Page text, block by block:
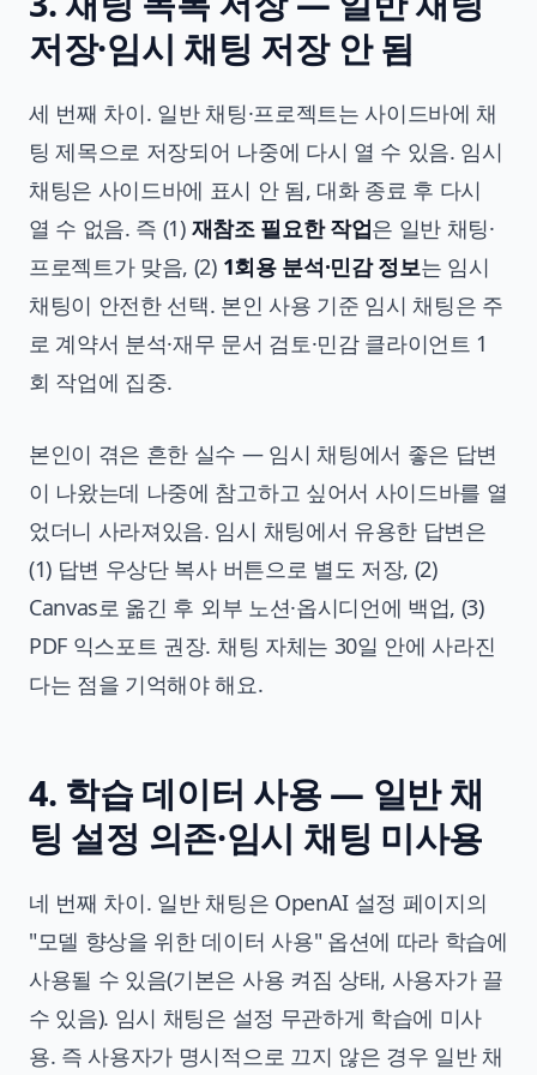
저장·임시 채팅 저장 안 됨
세 번째 차이. 일반 채팅·프로젝트는 사이드바에 채
팅 제목으로 저장되어 나중에 다시 열 수 있음. 임시
채팅은 사이드바에 표시 안 됨, 대화 종료 후 다시
열 수 없음. 즉 (1) 재참조 필요한 작업은 일반 채팅·
프로젝트가 맞음, (2) 1회용 분석·민감 정보는 임시
채팅이 안전한 선택. 본인 사용 기준 임시 채팅은 주
로 계약서 분석·재무 문서 검토·민감 클라이언트 1
회 작업에 집중.
본인이 겪은 흔한 실수 — 임시 채팅에서 좋은 답변
이 나왔는데 나중에 참고하고 싶어서 사이드바를 열
었더니 사라져있음. 임시 채팅에서 유용한 답변은
(1) 답변 우상단 복사 버튼으로 별도 저장, (2)
Canvas로 옮긴 후 외부 노션·옵시디언에 백업, (3)
PDF 익스포트 권장. 채팅 자체는 30일 안에 사라진
다는 점을 기억해야 해요.
4. 학습 데이터 사용 — 일반 채
팅 설정 의존·임시 채팅 미사용
네 번째 차이. 일반 채팅은 OpenAI 설정 페이지의
"모델 향상을 위한 데이터 사용" 옵션에 따라 학습에
사용될 수 있음(기본은 사용 켜짐 상태, 사용자가 끌
수 있음). 임시 채팅은 설정 무관하게 학습에 미사
용. 즉 사용자가 명시적으로 끄지 않은 경우 일반 채